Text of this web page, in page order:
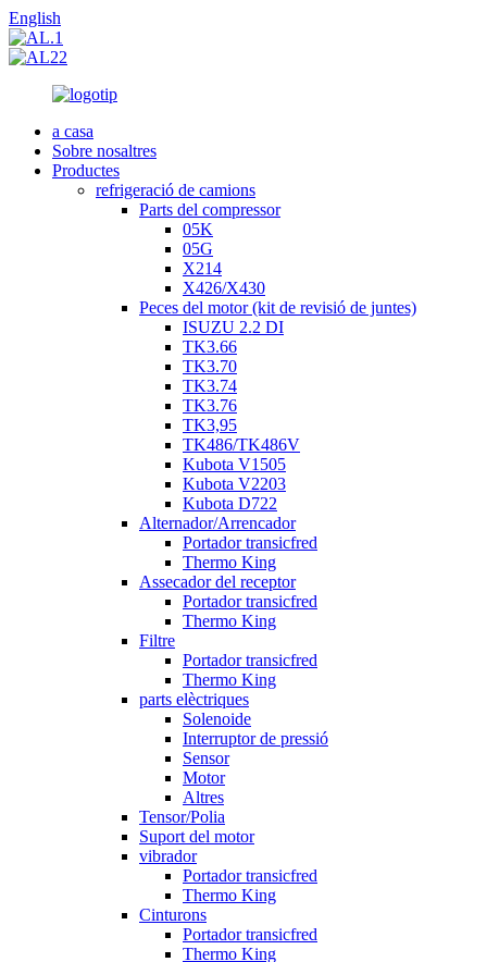
English
a casa
Sobre nosaltres
Productes
refrigeració de camions
Parts del compressor
05K
05G
X214
X426/X430
Peces del motor (kit de revisió de juntes)
ISUZU 2.2 DI
TK3.66
TK3.70
TK3.74
TK3.76
TK3,95
TK486/TK486V
Kubota V1505
Kubota V2203
Kubota D722
Alternador/Arrencador
Portador transicfred
Thermo King
Assecador del receptor
Portador transicfred
Thermo King
Filtre
Portador transicfred
Thermo King
parts elèctriques
Solenoide
Interruptor de pressió
Sensor
Motor
Altres
Tensor/Polia
Suport del motor
vibrador
Portador transicfred
Thermo King
Cinturons
Portador transicfred
Thermo King